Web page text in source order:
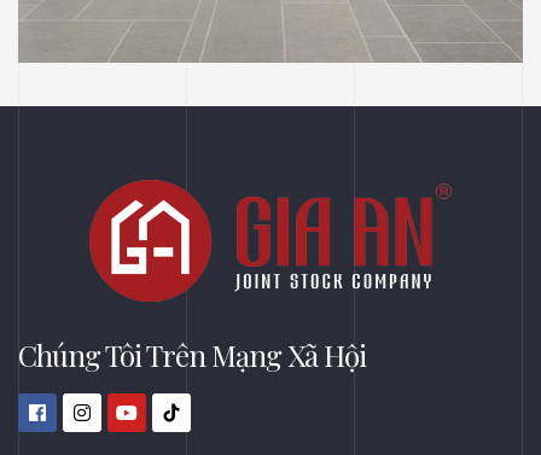
Phối Cảnh Thiết Kế Tầng 02 Showroom
Chúng Tôi Trên Mạng Xã Hội